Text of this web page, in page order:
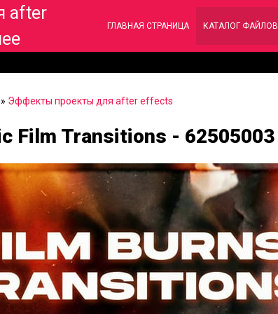
after
ГЛАВНАЯ СТРАНИЦА КАТАЛОГ ФАЙЛОВ
» Эффекты проекты для after effects
Film Transitions - 62505003